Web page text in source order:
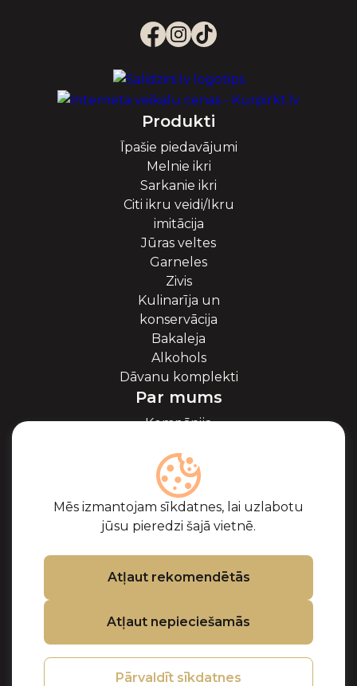
Mēs izmantojam sīkdatnes, lai uzlabotu
jūsu pieredzi šajā vietnē.
Atļaut rekomendētās
Atļaut nepieciešamās
Pārvaldīt sīkdatnes
Produkti
Īpašie piedavājumi
Melnie ikri
Sarkanie ikri
Citi ikru veidi/Ikru
imitācija
Jūras veltes
Garneles
Zivis
Kulinarīja un
konservācija
Bakaleja
Alkohols
Dāvanu komplekti
Par mums
Kompānija
Blogs
Sadarbība
Partneri
Sertifikāti
Biežāk uzdotie
jautājumi
Atbalsts
Pirkuma noteikumi
Privātuma politika
Sīkdatņu politika
Preču atgriešanas